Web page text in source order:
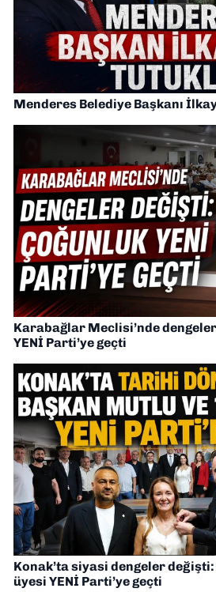
Menderes Belediye Başkanı
Karabağlar Meclisi’nde
YENİ Parti’ye geçti
Konak’ta siyasi dengeler
üyesi YENİ Parti’ye geçti